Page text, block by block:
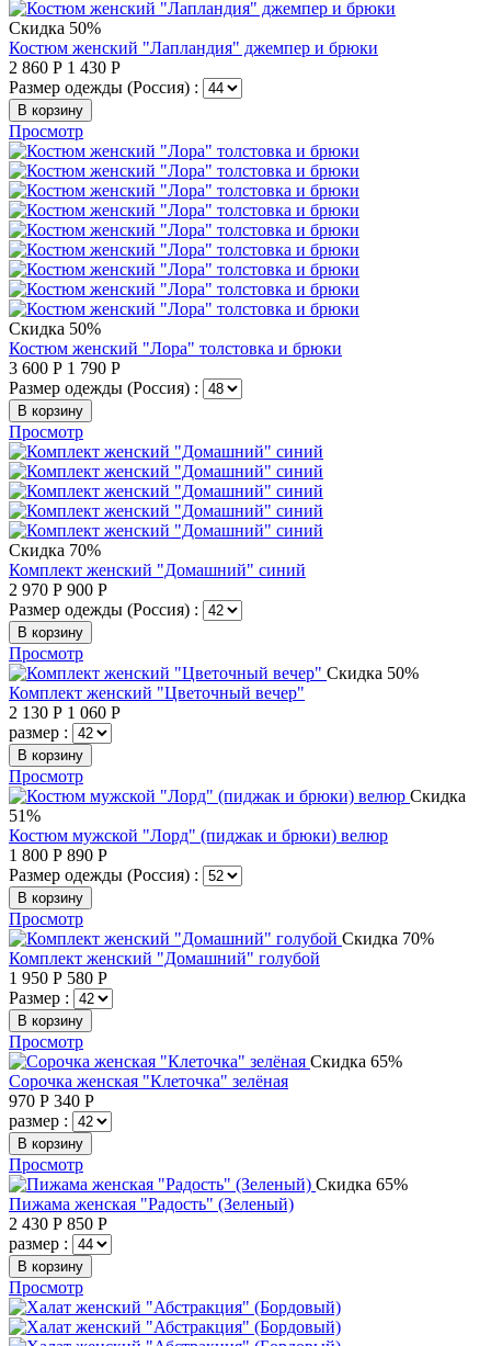
Скидка 50%
Костюм женский "Лапландия" джемпер и брюки
2 860 Р 1 430 Р
Размер одежды (Россия) :
В корзину
Просмотр
Скидка 50%
Костюм женский "Лора" толстовка и брюки
3 600 Р 1 790 Р
Размер одежды (Россия) :
В корзину
Просмотр
Скидка 70%
Комплект женский "Домашний" синий
2 970 Р 900 Р
Размер одежды (Россия) :
В корзину
Просмотр
Скидка 50%
Комплект женский "Цветочный вечер"
2 130 Р 1 060 Р
размер :
В корзину
Просмотр
Скидка
51%
Костюм мужской "Лорд" (пиджак и брюки) велюр
1 800 Р 890 Р
Размер одежды (Россия) :
В корзину
Просмотр
Скидка 70%
Комплект женский "Домашний" голубой
1 950 Р 580 Р
Размер :
В корзину
Просмотр
Скидка 65%
Сорочка женская "Клеточка" зелёная
970 Р 340 Р
размер :
В корзину
Просмотр
Скидка 65%
Пижама женская "Радость" (Зеленый)
2 430 Р 850 Р
размер :
В корзину
Просмотр